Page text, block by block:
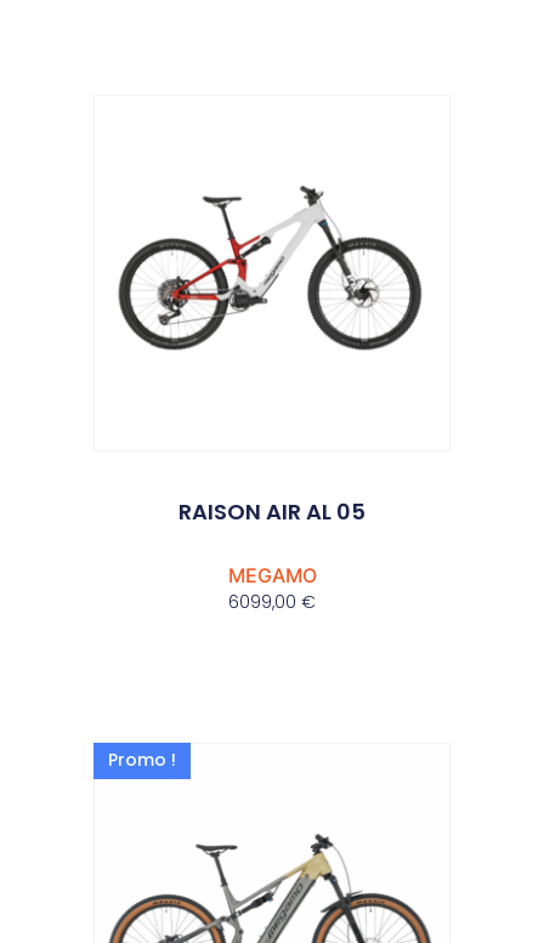
RAISON AIR AL 05
MEGAMO
6099,00 €
Promo !